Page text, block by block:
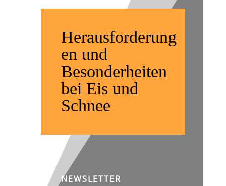
Herausforderung
en und
Besonderheiten
bei Eis und
Schnee
NEWSLETTER